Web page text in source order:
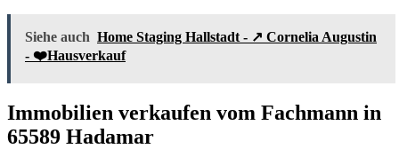
Siehe auch Home Staging Hallstadt - ↗️ Cornelia Augustin
- ❤️Hausverkauf
Immobilien verkaufen vom Fachmann in
65589 Hadamar